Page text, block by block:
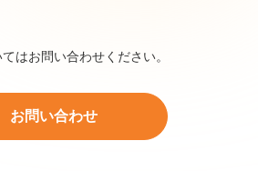
はお問い合わせください。
お問い合わせ